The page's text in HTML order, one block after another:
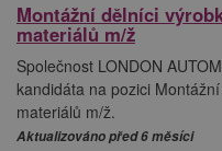
Montážní dělníci
materiálů m/ž
Společnost LONDON
kandidáta na pozici
materiálů m/ž.
Aktualizováno před 6 měsíci